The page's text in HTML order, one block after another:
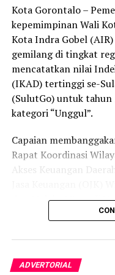
secara menyeluruh,
skala kecil tetapi juga
yang melanggar
Dalam daftar
Denpasar menempati
aman masyarakat
Yogyakarta, Surakarta,
Kota Gorontalo yang
mengungguli
Singkawang. Capaian
Kota Gorontalo terus
Kota Gorontalo –
kepemimpinan Wali
Kota Indra Gobel
gemilang di tingkat
mencatatkan nilai
(IKAD) tertinggi se-
(SulutGo) untuk tahun
kategori “Unggul”.
Capaian
Rapat Koordinasi
Akses Keuangan
dan Maluku Utara di
Manado, Sulawesi
Delegasi Pemkot
Wakil Wali Kota
Kepala Badan
ADVERTORIAL